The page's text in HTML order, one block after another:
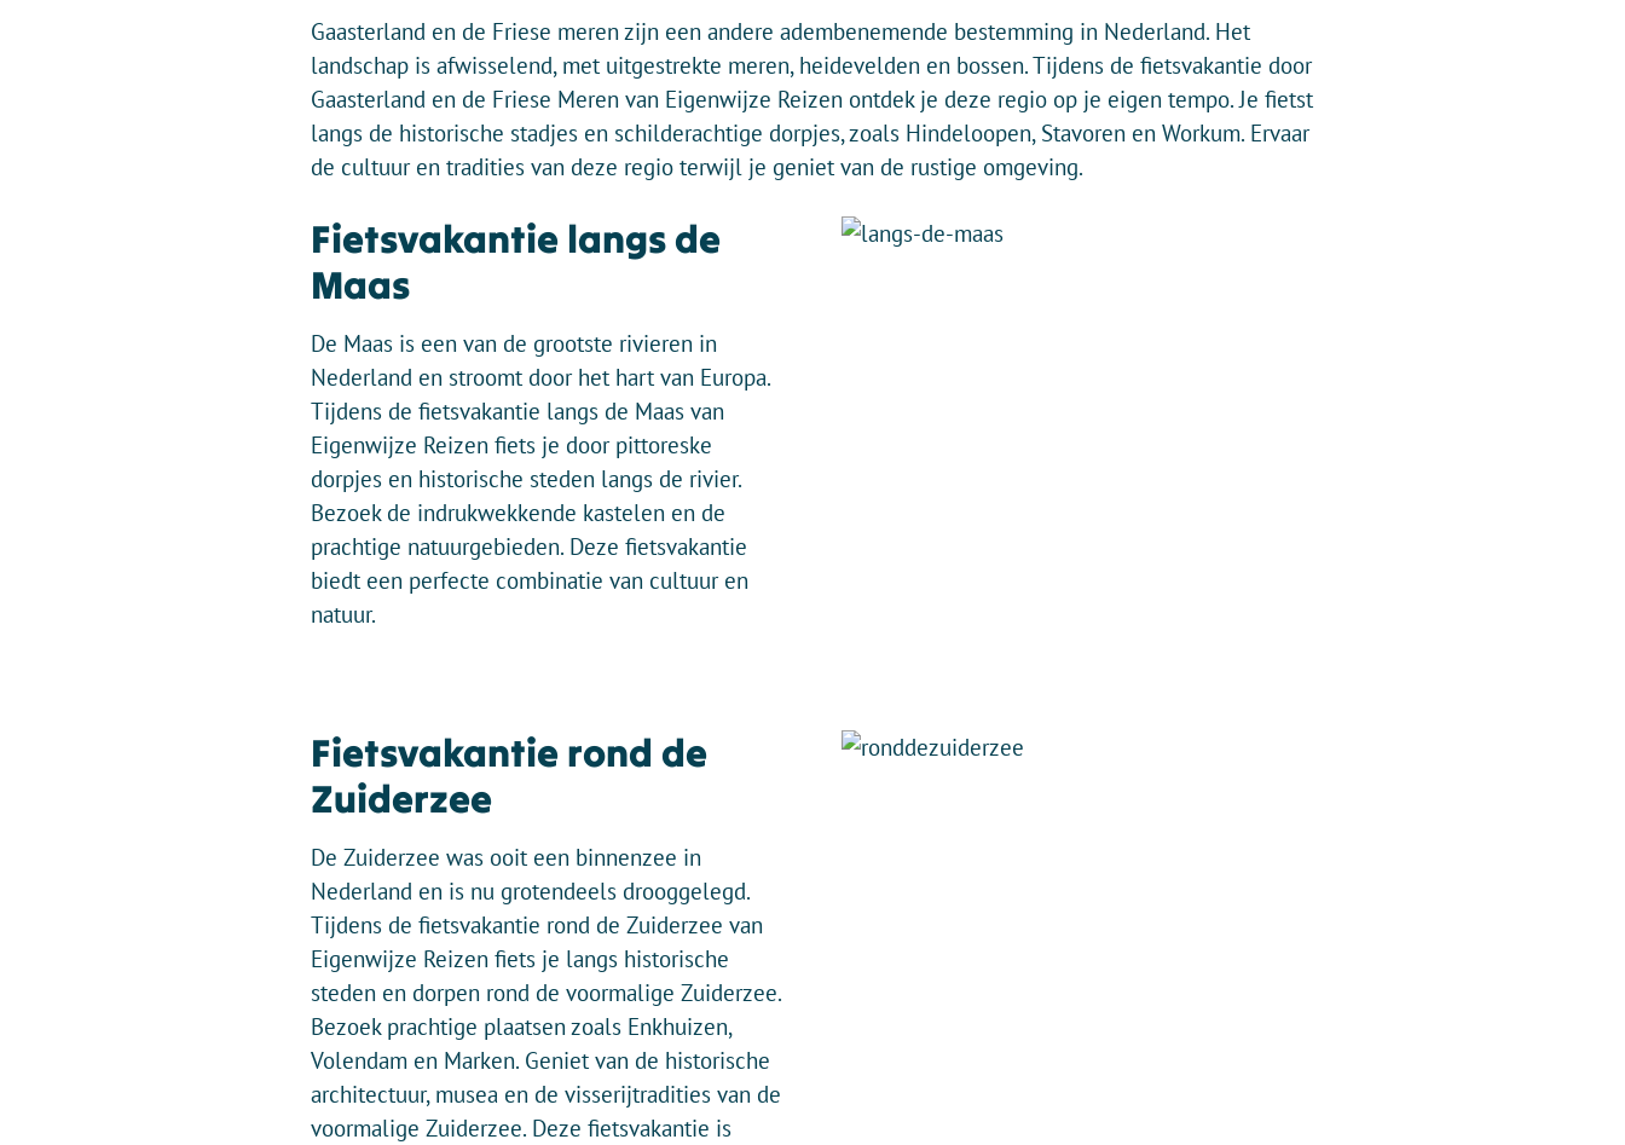
Gaasterland en de Friese meren zijn een andere adembenemende bestemming in Nederland. Het
landschap is afwisselend, met uitgestrekte meren, heidevelden en bossen. Tijdens de fietsvakantie door
Gaasterland en de Friese Meren van Eigenwijze Reizen ontdek je deze regio op je eigen tempo. Je fietst
langs de historische stadjes en schilderachtige dorpjes, zoals Hindeloopen, Stavoren en Workum. Ervaar
de cultuur en tradities van deze regio terwijl je geniet van de rustige omgeving.
Fietsvakantie langs de
Maas
De Maas is een van de grootste rivieren in
Nederland en stroomt door het hart van Europa.
Tijdens de fietsvakantie langs de Maas van
Eigenwijze Reizen fiets je door pittoreske
dorpjes en historische steden langs de rivier.
Bezoek de indrukwekkende kastelen en de
prachtige natuurgebieden. Deze fietsvakantie
biedt een perfecte combinatie van cultuur en
natuur.
Fietsvakantie rond de
Zuiderzee
De Zuiderzee was ooit een binnenzee in
Nederland en is nu grotendeels drooggelegd.
Tijdens de fietsvakantie rond de Zuiderzee van
Eigenwijze Reizen fiets je langs historische
steden en dorpen rond de voormalige Zuiderzee.
Bezoek prachtige plaatsen zoals Enkhuizen,
Volendam en Marken. Geniet van de historische
architectuur, musea en de visserijtradities van de
voormalige Zuiderzee. Deze fietsvakantie is